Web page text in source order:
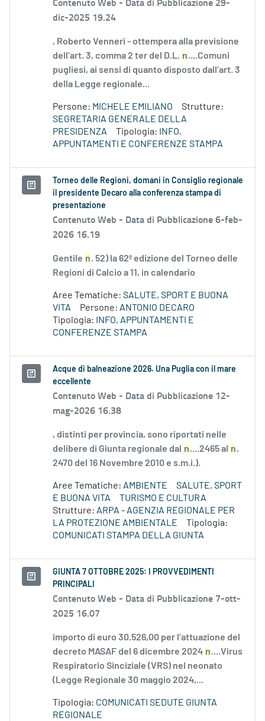
dic-2025 19.24
, Roberto Venneri - ottempera alla previsione
dell’art. 3, comma 2 ter del D.L. n....Comuni
pugliesi, ai sensi di quanto disposto dall’art. 3
della Legge regionale...
Persone: MICHELE EMILIANO
Strutture:
SEGRETARIA GENERALE DELLA
PRESIDENZA
Tipologia:
INFO,
APPUNTAMENTI E CONFERENZE STAMPA
Torneo delle Regioni, domani in Consiglio regionale
il presidente Decaro alla conferenza stampa di
presentazione
Contenuto Web - Data di Pubblicazione 6-feb-
2026 16.19
Gentile n. 52) la 62ª edizione del Torneo delle
Regioni di Calcio a 11, in calendario
Aree Tematiche: SALUTE, SPORT E BUONA
VITA
Persone: ANTONIO DECARO
Tipologia:
INFO, APPUNTAMENTI E
CONFERENZE STAMPA
Acque di balneazione 2026. Una Puglia con il mare
eccellente
Contenuto Web - Data di Pubblicazione 12-
mag-2026 16.38
, distinti per provincia, sono riportati nelle
delibere di Giunta regionale dal n....2465 al n.
2470 del 16 Novembre 2010 e s.m.i.).
Aree Tematiche: AMBIENTE
SALUTE, SPORT
E BUONA VITA
TURISMO E CULTURA
Strutture: ARPA - AGENZIA REGIONALE PER
LA PROTEZIONE AMBIENTALE
Tipologia:
COMUNICATI STAMPA DELLA GIUNTA
GIUNTA 7 OTTOBRE 2025: I PROVVEDIMENTI
PRINCIPALI
Contenuto Web - Data di Pubblicazione 7-ott-
2025 16.07
importo di euro 30.526,00 per l’attuazione del
decreto MASAF del 6 dicembre 2024 n....Virus
Respiratorio Sinciziale (VRS) nel neonato
(Legge Regionale 30 maggio 2024,...
Tipologia: COMUNICATI SEDUTE GIUNTA
REGIONALE